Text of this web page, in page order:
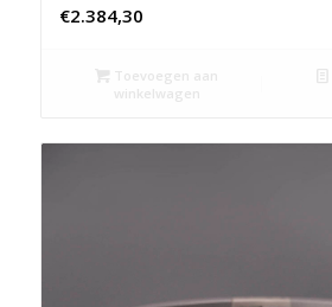
€2.384,30
Toevoegen aan
winkelwagen